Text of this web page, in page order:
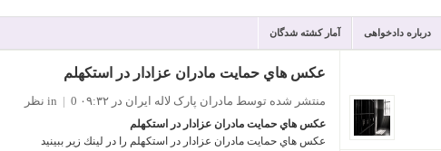
درباره دادخواهی آمار کشته شدگان
عكس هاي حمايت مادران عزادار در استكهلم
منتشر شده توسط مادران پارک لاله ایران در ۰۹:۳۲ in | 0 نظر
عكس هاي حمايت مادران عزادار در استكهلم
عكس هاي حمايت مادران عزادار در استكهلم را در لينك زير ببينيد